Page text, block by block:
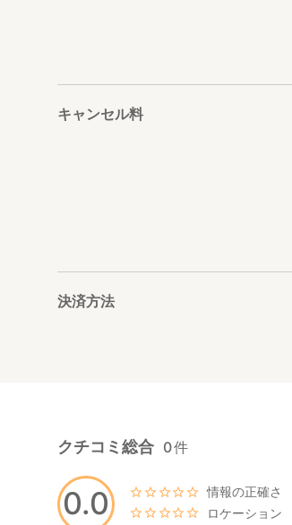
キャンセル料
決済方法
0.0
クチコミ総合 0件
情報の正確さ
ロケーション